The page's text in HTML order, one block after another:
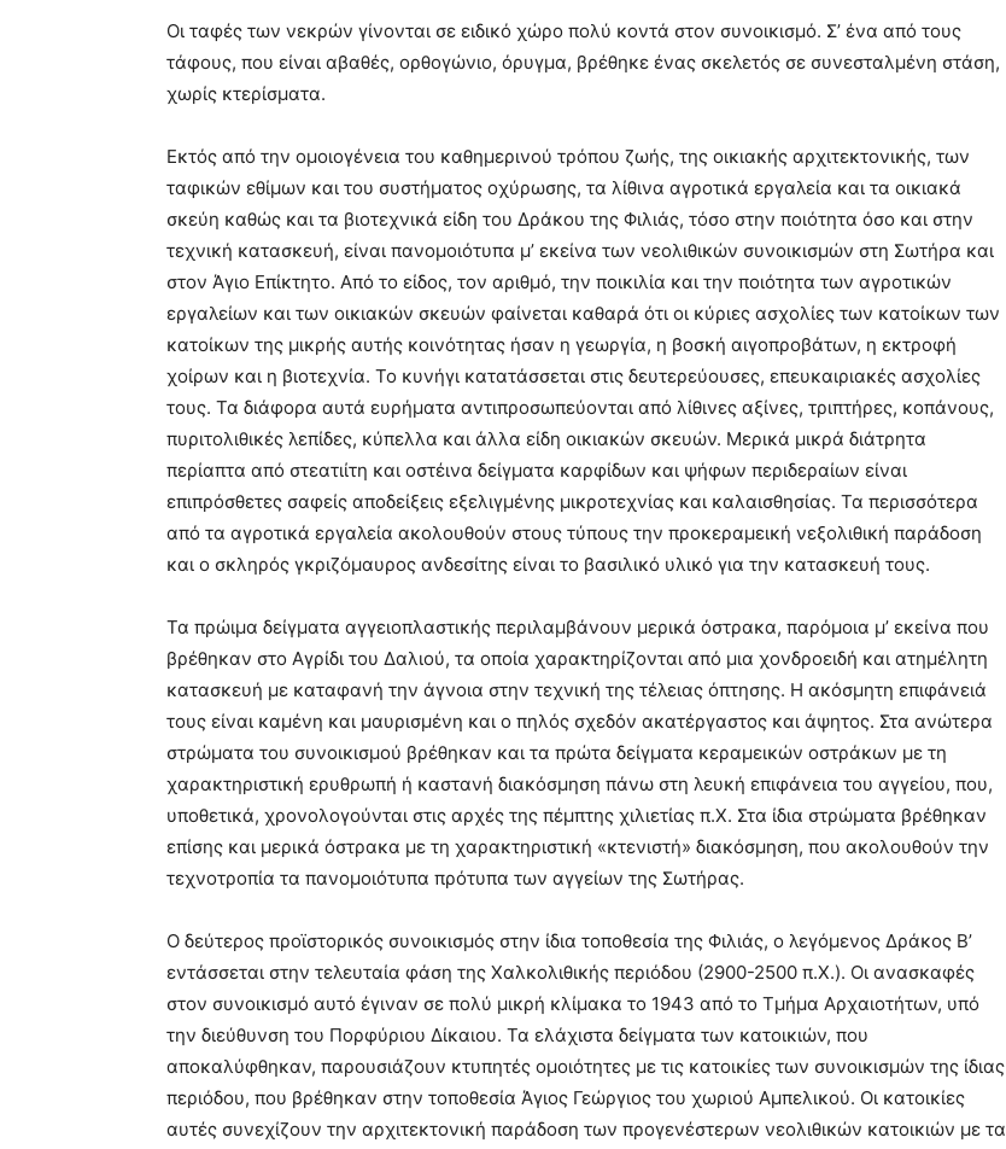
Οι ταφές των νεκρών γίνονται σε ειδικό χώρο πολύ κοντά στον συνοικισμό. Σ’ ένα από τους
τάφους, που είναι αβαθές, ορθογώνιο, όρυγμα, βρέθηκε ένας σκελετός σε συνεσταλμένη στάση,
χωρίς κτερίσματα.
Εκτός από την ομοιογένεια του καθημερινού τρόπου ζωής, της οικιακής αρχιτεκτονικής, των
ταφικών εθίμων και του συστήματος οχύρωσης, τα λίθινα αγροτικά εργαλεία και τα οικιακά
σκεύη καθώς και τα βιοτεχνικά είδη του Δράκου της Φιλιάς, τόσο στην ποιότητα όσο και στην
τεχνική κατασκευή, είναι πανομοιότυπα μ’ εκείνα των νεολιθικών συνοικισμών στη Σωτήρα και
στον Άγιο Επίκτητο. Από το είδος, τον αριθμό, την ποικιλία και την ποιότητα των αγροτικών
εργαλείων και των οικιακών σκευών φαίνεται καθαρά ότι οι κύριες ασχολίες των κατοίκων των
κατοίκων της μικρής αυτής κοινότητας ήσαν η γεωργία, η βοσκή αιγοπροβάτων, η εκτροφή
χοίρων και η βιοτεχνία. Το κυνήγι κατατάσσεται στις δευτερεύουσες, επευκαιριακές ασχολίες
τους. Τα διάφορα αυτά ευρήματα αντιπροσωπεύονται από λίθινες αξίνες, τριπτήρες, κοπάνους,
πυριτολιθικές λεπίδες, κύπελλα και άλλα είδη οικιακών σκευών. Μερικά μικρά διάτρητα
περίαπτα από στεατιίτη και οστέινα δείγματα καρφίδων και ψήφων περιδεραίων είναι
επιπρόσθετες σαφείς αποδείξεις εξελιγμένης μικροτεχνίας και καλαισθησίας. Τα περισσότερα
από τα αγροτικά εργαλεία ακολουθούν στους τύπους την προκεραμεική νεξολιθική παράδοση
και ο σκληρός γκριζόμαυρος ανδεσίτης είναι το βασιλικό υλικό για την κατασκευή τους.
Τα πρώιμα δείγματα αγγειοπλαστικής περιλαμβάνουν μερικά όστρακα, παρόμοια μ’ εκείνα που
βρέθηκαν στο Αγρίδι του Δαλιού, τα οποία χαρακτηρίζονται από μια χονδροειδή και ατημέλητη
κατασκευή με καταφανή την άγνοια στην τεχνική της τέλειας όπτησης. Η ακόσμητη επιφάνειά
τους είναι καμένη και μαυρισμένη και ο πηλός σχεδόν ακατέργαστος και άψητος. Στα ανώτερα
στρώματα του συνοικισμού βρέθηκαν και τα πρώτα δείγματα κεραμεικών οστράκων με τη
χαρακτηριστική ερυθρωπή ή καστανή διακόσμηση πάνω στη λευκή επιφάνεια του αγγείου, που,
υποθετικά, χρονολογούνται στις αρχές της πέμπτης χιλιετίας π.Χ. Στα ίδια στρώματα βρέθηκαν
επίσης και μερικά όστρακα με τη χαρακτηριστική «κτενιστή» διακόσμηση, που ακολουθούν την
τεχνοτροπία τα πανομοιότυπα πρότυπα των αγγείων της Σωτήρας.
Ο δεύτερος προϊστορικός συνοικισμός στην ίδια τοποθεσία της Φιλιάς, ο λεγόμενος Δράκος Β’
εντάσσεται στην τελευταία φάση της Χαλκολιθικής περιόδου (2900-2500 π.Χ.). Οι ανασκαφές
στον συνοικισμό αυτό έγιναν σε πολύ μικρή κλίμακα το 1943 από το Τμήμα Αρχαιοτήτων, υπό
την διεύθυνση του Πορφύριου Δίκαιου. Τα ελάχιστα δείγματα των κατοικιών, που
αποκαλύφθηκαν, παρουσιάζουν κτυπητές ομοιότητες με τις κατοικίες των συνοικισμών της ίδιας
περιόδου, που βρέθηκαν στην τοποθεσία Άγιος Γεώργιος του χωριού Αμπελικού. Οι κατοικίες
αυτές συνεχίζουν την αρχιτεκτονική παράδοση των προγενέστερων νεολιθικών κατοικιών με τα